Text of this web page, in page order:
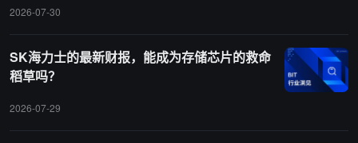
2026-07-30
SK海力士的最新财报，能成为存储芯片的救命
稻草吗？
2026-07-29